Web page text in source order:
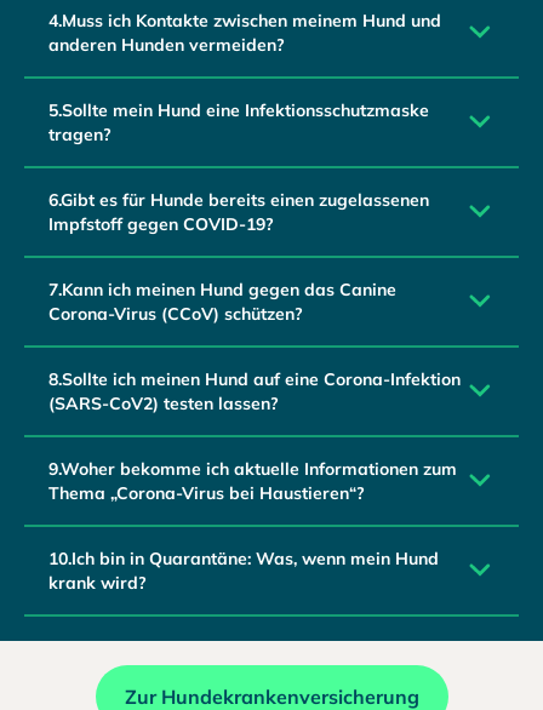
4.Muss ich Kontakte zwischen meinem Hund und
anderen Hunden vermeiden?
5.Sollte mein Hund eine Infektionsschutzmaske
tragen?
6.Gibt es für Hunde bereits einen zugelassenen
Impfstoff gegen COVID-19?
7.Kann ich meinen Hund gegen das Canine
Corona-Virus (CCoV) schützen?
8.Sollte ich meinen Hund auf eine Corona-Infektion
(SARS-CoV2) testen lassen?
9.Woher bekomme ich aktuelle Informationen zum
Thema „Corona-Virus bei Haustieren“?
10.Ich bin in Quarantäne: Was, wenn mein Hund
krank wird?
Zur Hundekrankenversicherung